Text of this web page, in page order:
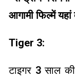
आगामी फिल्में यहां
Tiger 3:
टाइगर 3 साल